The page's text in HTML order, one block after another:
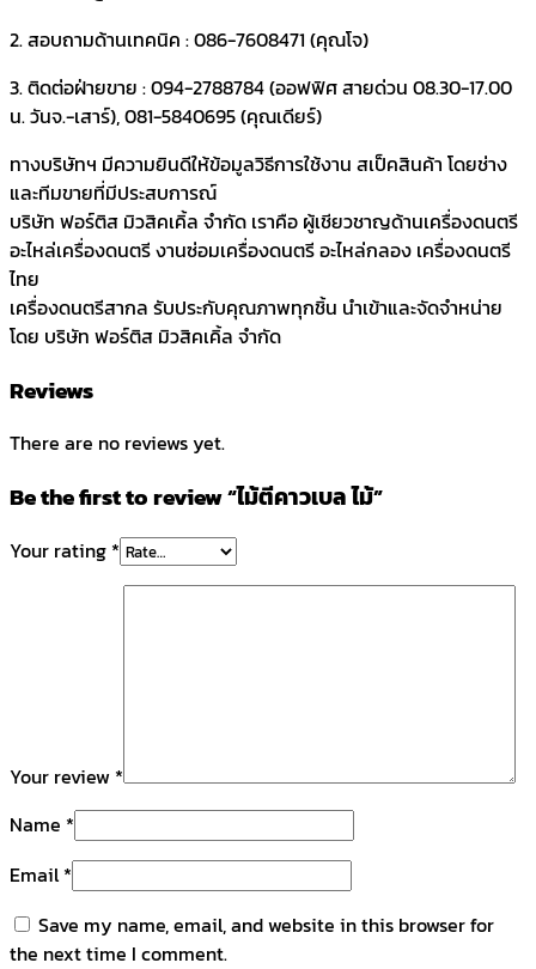
2. สอบถามด้านเทคนิค : 086-7608471 (คุณโจ)
3. ติดต่อฝ่ายขาย : 094-2788784 (ออฟฟิศ สายด่วน 08.30-17.00
น. วันจ.-เสาร์), 081-5840695 (คุณเดียร์)
ทางบริษัทฯ มีความยินดีให้ข้อมูลวิธีการใช้งาน สเป็คสินค้า โดยช่าง
และทีมขายที่มีประสบการณ์
บริษัท ฟอร์ติส มิวสิคเคิ้ล จำกัด เราคือ ผู้เชียวชาญด้านเครื่องดนตรี
อะไหล่เครื่องดนตรี งานซ่อมเครื่องดนตรี อะไหล่กลอง เครื่องดนตรี
ไทย
เครื่องดนตรีสากล รับประกับคุณภาพทุกชิ้น นำเข้าและจัดจำหน่าย
โดย บริษัท ฟอร์ติส มิวสิคเคิ้ล จำกัด
Reviews
There are no reviews yet.
Be the first to review “ไม้ตีคาวเบล ไม้”
Your rating *
Your review *
Name *
Email*
Save my name, email, and website in this browser for
the next time I comment.